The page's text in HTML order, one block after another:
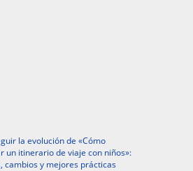
la evolución de «Cómo
un itinerario de viaje con niños»:
cambios y mejores prácticas